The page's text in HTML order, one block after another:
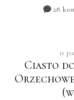
28
11
Ciasto